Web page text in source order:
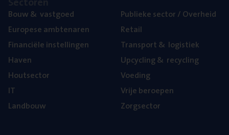
Bouw& vastgoed
Euro­pe­se ambtenaren
Finan­ci­ë­le instellingen
Haven
Hout­sec­tor
IT
Land­bouw
Publie­ke sec­tor / Overheid
Retail
Trans­port& logistiek
Upcy­cling& recycling
Voe­ding
Vrije beroe­pen
Zorg­sec­tor